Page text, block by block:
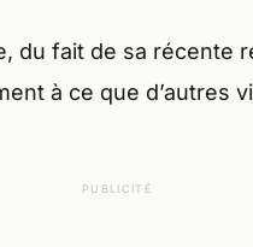
du fait de sa récente
à ce que d’autres
PUBLICITÉ